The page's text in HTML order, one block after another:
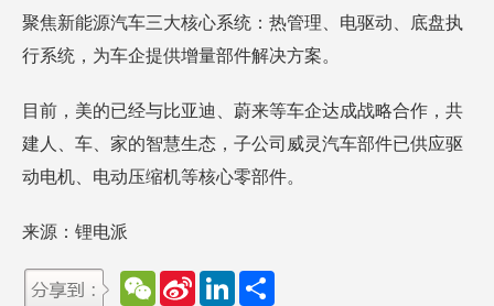
聚焦新能源汽车三大核心系统：热管理、电驱动、底盘执
行系统，为车企提供增量部件解决方案。
目前，美的已经与比亚迪、蔚来等车企达成战略合作，共
建人、车、家的智慧生态，子公司威灵汽车部件已供应驱
动电机、电动压缩机等核心零部件。
来源：锂电派
W
e
S
L